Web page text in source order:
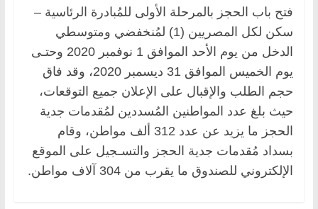
فتح باب الحجز بالمرحلة الأولى للمُبادرة الرئاسية –
سكن لكل المصريين (1) لمُنخفضي ومتوسطي
الدخل من يوم الأحد الموافق 1 نوفمبر 2020 وحتـى
يوم الخميس الموافق 31 ديسمبر 2020، وقد فاق
حجم الطلب والإقبال على الإعلان جميع التوقعات،
حيث بلغ عدد المواطنين المُسددين لمُقدمات جدية
الحجز ما يزيد عن عدد 312 ألف مواطن، وقام
بسداد مُقدمات جدية الحجز والتسـجيل على الموقع
الإلكتروني للصندوق ما يقرب من 304 آلاف مواطن.